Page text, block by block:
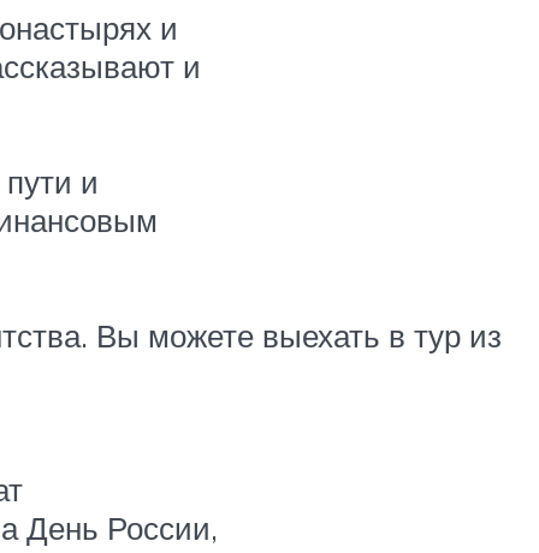
и
и
и
Вы можете выехать в тур из
День России,